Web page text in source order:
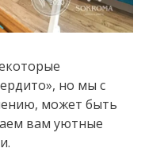
но мы с
может быть
вам уютные